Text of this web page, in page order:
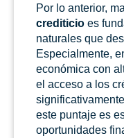
Por lo anterior,
crediticio es
naturales que
Especialmente,
económica con
el acceso a los
este puntaje es
oportunidades